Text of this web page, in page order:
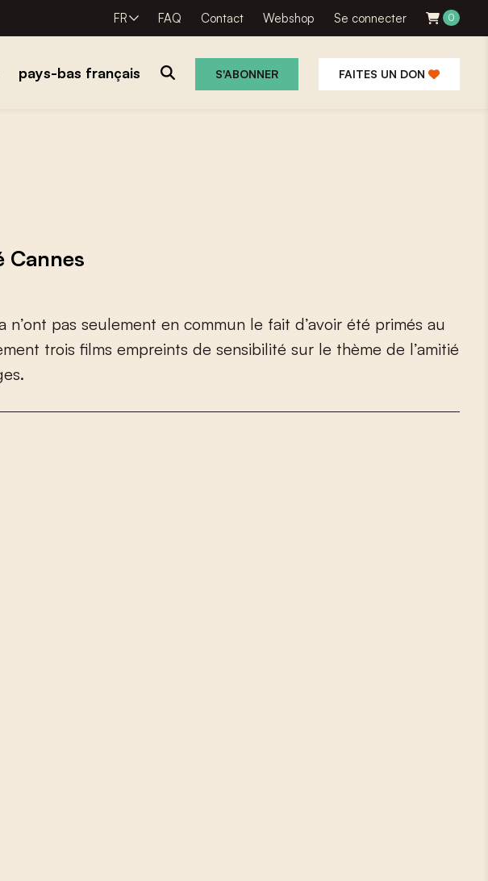
FR FAQ Contact Webshop Se connecter 0
pays-bas français S'ABONNER FAITES UN DON
Cannes
n’ont pas seulement en commun le fait d’avoir été primés au
ment trois flms empreints de sensibilité sur le thème de l’amitié
es.